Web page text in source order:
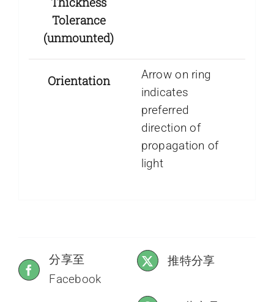
Tolerance
(unmounted)
Orientation
Arrow on ring
indicates
preferred
direction of
propagation of
light
分享至
Facebook
推特分享